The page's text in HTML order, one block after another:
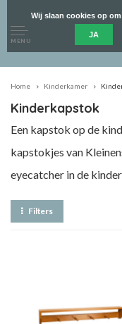
MENU
Home Kinderkamer
Kinderkapstok
Een kapstok op de
kapstokjes van
eyecatcher in de
Filters
Wij slaan cookies op
JA